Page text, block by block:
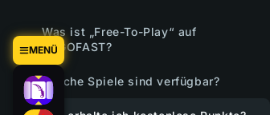
MENÜ
Was ist „Free-To-Play“ auf
CSGOFAST?
Welche Spiele sind verfügbar?